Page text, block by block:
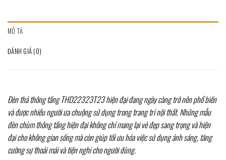
MÔ TẢ
ĐÁNH GIÁ (0)
Đèn thả thông tầng THD22323T23 hiện đại đang ngày càng trở nên phổ biến
và được nhiều người ưa chuộng sử dụng trong trang trí nội thất. Những mẫu
đèn chùm thông tầng hiện đại không chỉ mang lại vẻ đẹp sang trọng và hiện
đại cho không gian sống mà còn giúp tối ưu hóa việc sử dụng ánh sáng, tăng
cường sự thoải mái và tiện nghi cho người dùng.